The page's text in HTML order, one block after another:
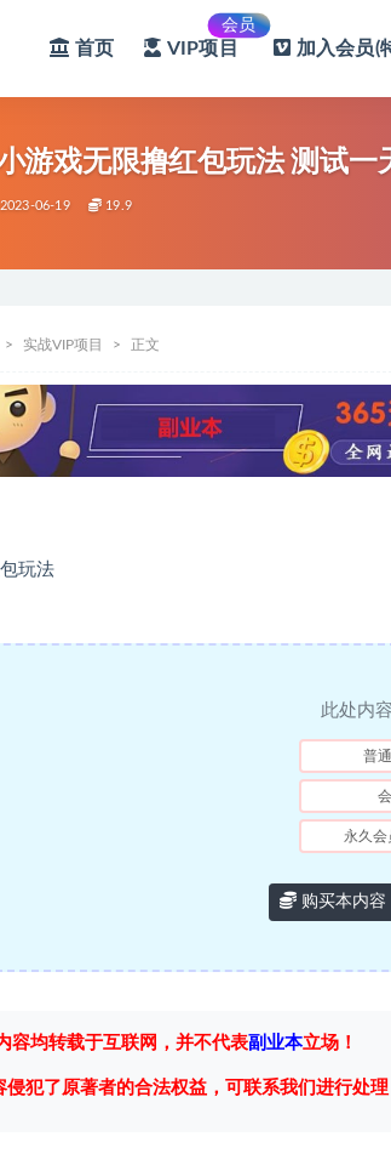
首页 VIP项目
会员
加入会员(
游戏无限撸红包玩法 测试一
2023-06-19 19.9
实战VIP项目 正文
玩法
此处内
普通
永久会
购买本内容
容均转载于互联网，并不代表副业本立场！
侵犯了原著者的合法权益，可联系我们进行处